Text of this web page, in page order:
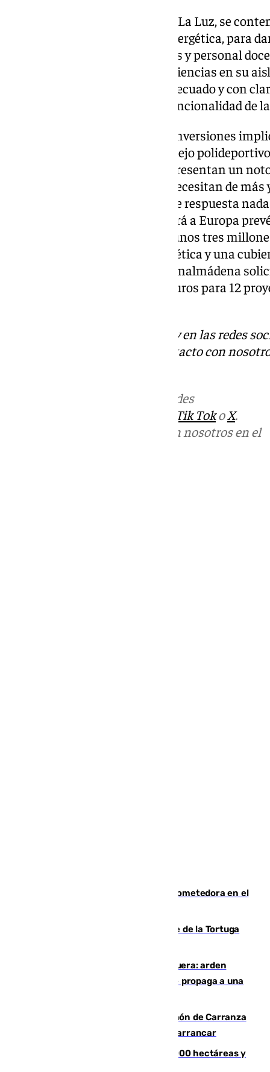
En cuanto a la Escuela Infantil La Luz, se
el 40% dirigido a la eficiencia energética, para
históricas de padres de alumnos y personal
que presenta importantes deficiencias en su
un sistema de climatización adecuado y con
fachada, comprometiendo la funcionalidad de
Otro grueso importante de las inversiones
euros a instalaciones del complejo
y ampliando las actuales, que presentan un
conscientes de que los clubes necesitan de
que nos comprometimos a darle respuesta
alcalde. El proyecto que se llevará a Europa
deterioradas por unas nuevas, unos tres
deportivas y de eficiencia energética y una
condiciones meteorológicas. Benalmádena
europeos por 19,5 millones de euros para 12
Descubre más noticias de 101Tv en las redes
. Puedes ponerte en contacto con
en las redes
Tik TokoX.
Puedes ponerte en contacto con nosotros en el
El año 2007, una generación muy prometedora en el
Incendio forestal en el paraje Monte de la Tortuga
Incendio en un vertedero de Antequera: arden
chatarra, muebles y palets y el fuego se propaga a una
Las Palmas conquista el Trofeo Ramón de Carranza
y somete a un Cádiz que no termina de arrancar
El incendio de Niebla alcanza las 8.000 hectáreas y